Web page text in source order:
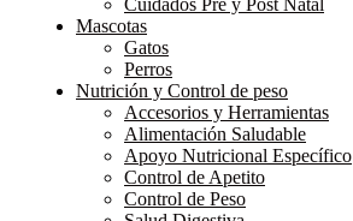
Cuidados Pre y Post Natal
Mascotas
Gatos
Perros
Nutrición y Control de peso
Accesorios y Herramientas
Alimentación Saludable
Apoyo Nutricional Específico
Control de Apetito
Control de Peso